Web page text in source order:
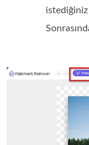
istediğiniz